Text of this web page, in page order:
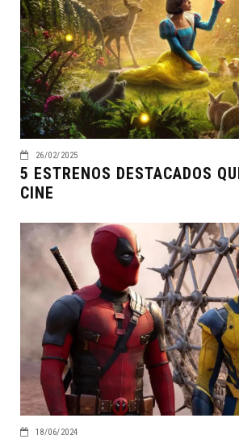
26/02/2025
5 ESTRENOS DESTACADOS
CINE
18/06/2024